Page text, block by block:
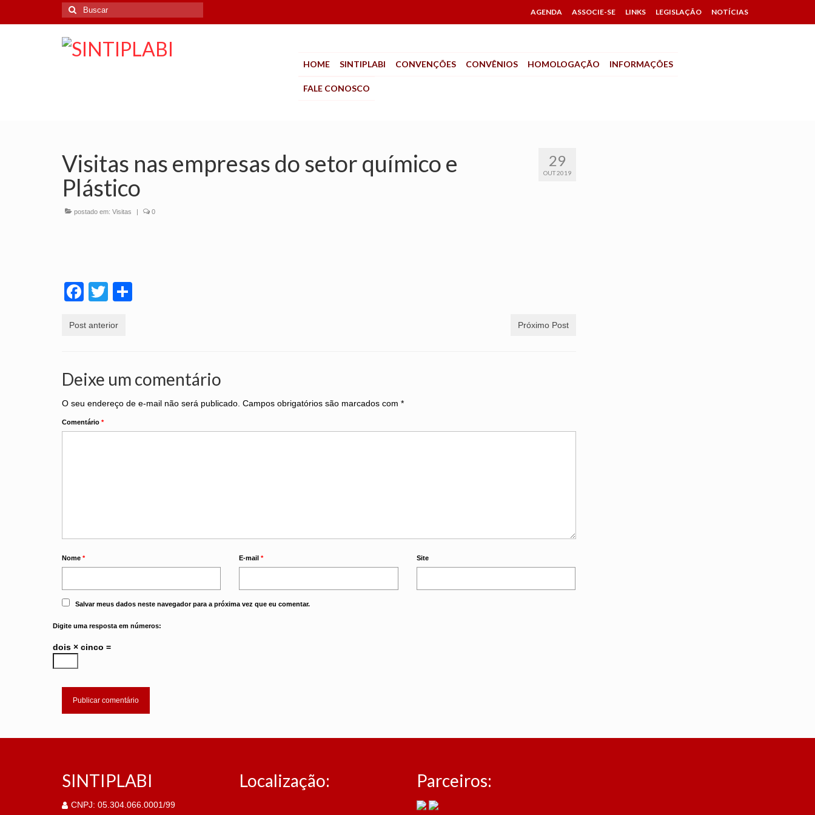
AGENDA ASSOCIE-SE LINKS LEGISLAÇÃO NOTÍCIAS
Buscar
por:
HOME SINTIPLABI CONVENÇÕES CONVÊNIOS HOMOLOGAÇÃO INFORMAÇÕES
FALE CONOSCO
29
OUT 2019
Visitas nas empresas do setor químico e
Plástico
postado em: Visitas | 0
Facebook
Twitter
Post anterior Próximo Post
Deixe um comentário
O seu endereço de e-mail não será publicado. Campos obrigatórios são marcados com *
Comentário *
Nome * E-mail* Site
Salvar meus dados neste navegador para a próxima vez que eu comentar.
Digite uma resposta em números:
dois × cinco =
SINTIPLABI
CNPJ: 05.304.066.0001/99
Localização: Parceiros: